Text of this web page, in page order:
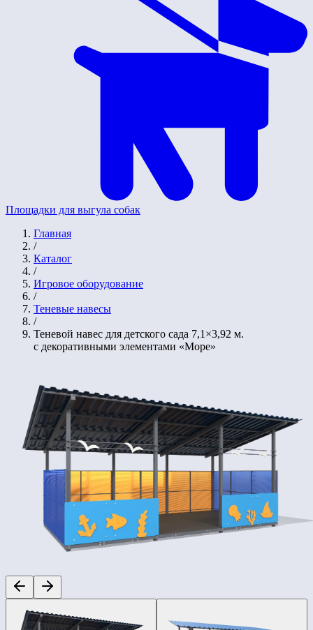
Площадки для выгула собак
Главная
/
Каталог
/
Игровое оборудование
/
Теневые навесы
/
Теневой навес для детского сада 7,1×3,92 м.
с декоративными элементами «Море»